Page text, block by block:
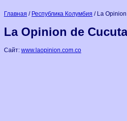
Главная / Республика Колумбия / La
La Opinion de
Сайт: www.laopinion.com.co